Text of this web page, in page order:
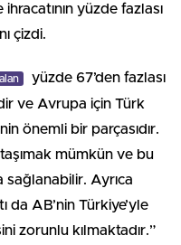
yüzde fazlası
çizdi.
yüzde 67’den fazlası
ve Avrupa için Türk
önemli bir parçasıdır.
mümkün ve bu
sağlanabilir. Ayrıca
da AB’nin Türkiye’yle
zorunlu kılmaktadır.”